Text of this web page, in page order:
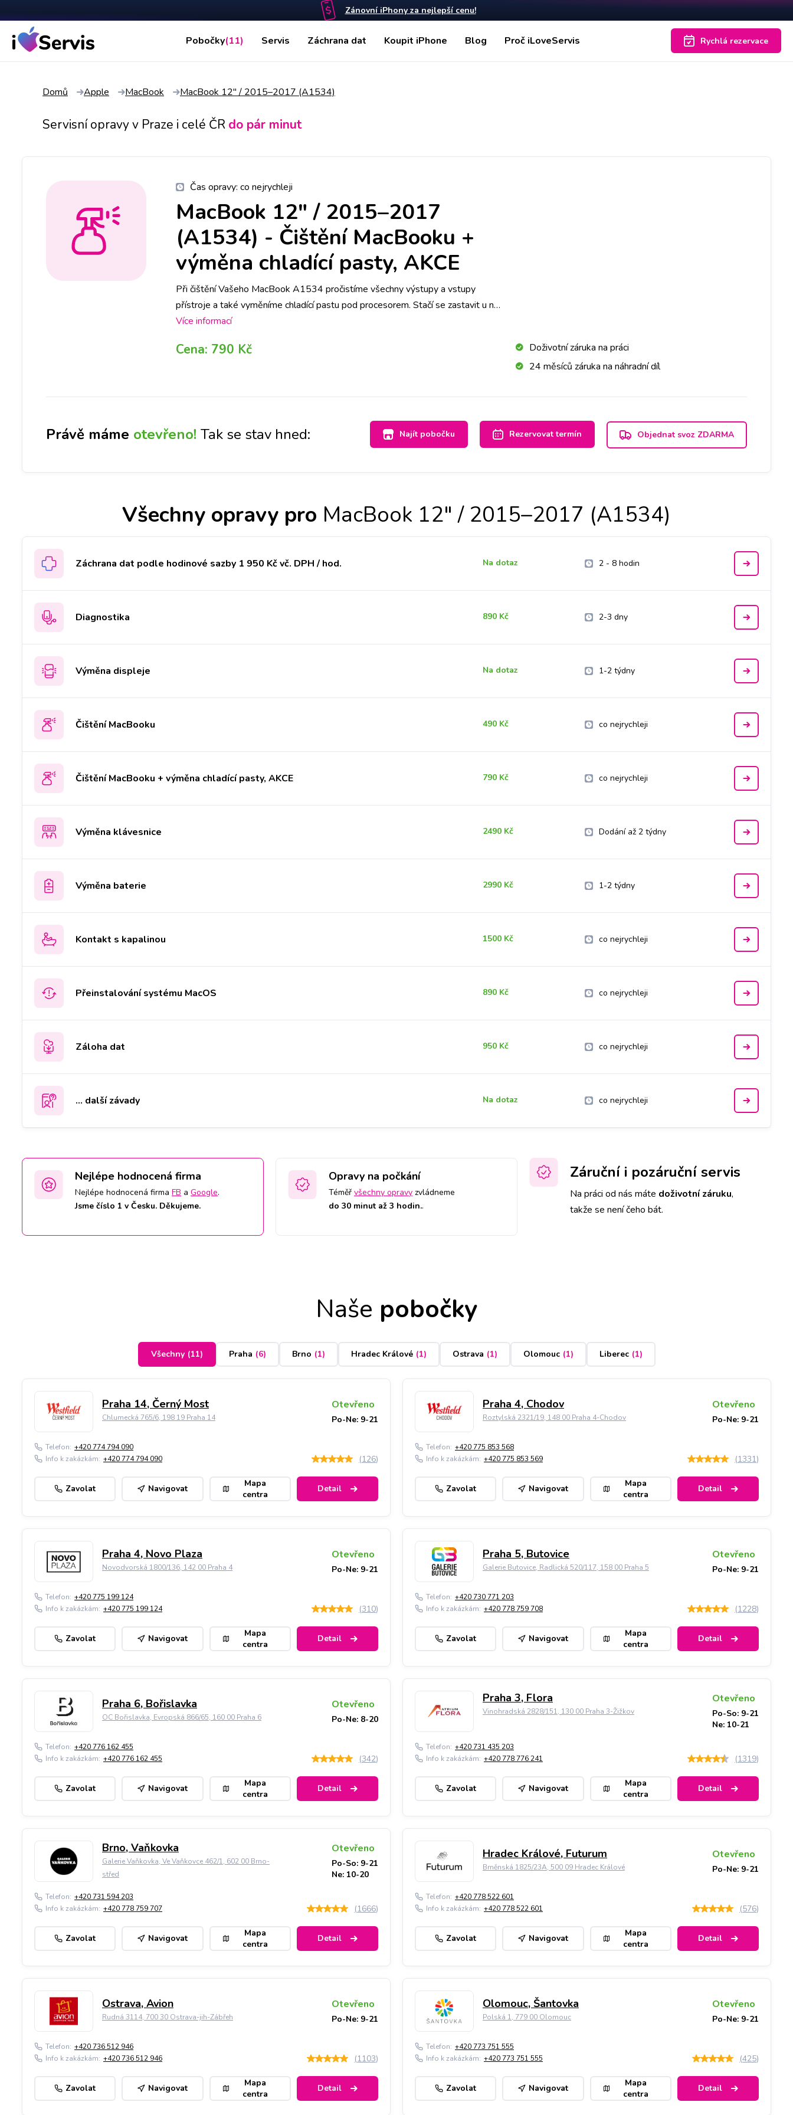
Zánovní iPhony za nejlepší cenu!
Pobočky(11) Servis Záchrana dat Koupit iPhone Blog Proč iLoveServis Rychlá rezervace
Domů Apple MacBook MacBook 12" / 2015–2017 (A1534)
Servisní opravy v Praze i celé ČR do pár minut
Čas opravy: co nejrychleji
MacBook 12" / 2015–2017
(A1534) - Čištění MacBooku +
výměna chladící pasty, AKCE
Při čištění Vašeho MacBook A1534 pročistíme všechny výstupy a vstupy
přístroje a také vyměníme chladící pastu pod procesorem. Stačí se zastavit u nás
na pobočce!
Více informací
Cena: 790 Kč
Doživotní záruka na práci
24 měsíců záruka na náhradní díl
Právě máme otevřeno! Tak se stav hned: Najít pobočku Rezervovat termín Objednat svoz ZDARMA
Všechny opravy pro MacBook 12" / 2015–2017 (A1534)
Záchrana dat podle hodinové sazby 1 950 Kč vč. DPH / hod. Na dotaz 2 - 8 hodin
Diagnostika 890 Kč 2-3 dny
Výměna displeje Na dotaz 1-2 týdny
Čištění MacBooku 490 Kč co nejrychleji
Čištění MacBooku + výměna chladící pasty, AKCE 790 Kč co nejrychleji
Výměna klávesnice 2490 Kč Dodání až 2 týdny
Výměna baterie 2990 Kč 1-2 týdny
Kontakt s kapalinou 1500 Kč co nejrychleji
Přeinstalování systému MacOS 890 Kč co nejrychleji
Záloha dat 950 Kč co nejrychleji
... další závady Na dotaz co nejrychleji
Nejlépe hodnocená firma
Nejlépe hodnocená firma FB a Google.
Jsme číslo 1 v Česku. Děkujeme.
Opravy na počkání
Téměř všechny opravy zvládneme
do 30 minut až 3 hodin..
Záruční i pozáruční servis
Na práci od nás máte doživotní záruku,
takže se není čeho bát.
Naše pobočky
Všechny (11) Praha (6) Brno (1) Hradec Králové (1) Ostrava (1) Olomouc (1) Liberec (1)
Praha 14, Černý Most
Chlumecká 765/6, 198 19 Praha 14
Otevřeno
Po-Ne: 9-21
Telefon: +420 774 794 090
Info k zakázkám: +420 774 794 090 (126)
Zavolat Navigovat
Mapa
centra
Detail
Praha 4, Chodov
Roztylská 2321/19, 148 00 Praha 4-Chodov
Otevřeno
Po-Ne: 9-21
Telefon: +420 775 853 568
Info k zakázkám: +420 775 853 569 (1331)
Zavolat Navigovat
Mapa
centra
Detail
Praha 4, Novo Plaza
Novodvorská 1800/136, 142 00 Praha 4
Otevřeno
Po-Ne: 9-21
Telefon: +420 775 199 124
Info k zakázkám: +420 775 199 124 (310)
Zavolat Navigovat
Mapa
centra
Detail
Praha 5, Butovice
Galerie Butovice, Radlická 520/117, 158 00 Praha 5
Otevřeno
Po-Ne: 9-21
Telefon: +420 730 771 203
Info k zakázkám: +420 778 759 708 (1228)
Zavolat Navigovat
Mapa
centra
Detail
Praha 6, Bořislavka
OC Bořislavka, Evropská 866/65, 160 00 Praha 6
Otevřeno
Po-Ne: 8-20
Telefon: +420 776 162 455
Info k zakázkám: +420 776 162 455 (342)
Zavolat Navigovat
Mapa
centra
Detail
Praha 3, Flora
Vinohradská 2828/151, 130 00 Praha 3-Žižkov
Otevřeno
Po-So: 9-21
Ne: 10-21
Telefon: +420 731 435 203
Info k zakázkám: +420 778 776 241 (1319)
Zavolat Navigovat
Mapa
centra
Detail
Brno, Vaňkovka
Galerie Vaňkovka, Ve Vaňkovce 462/1, 602 00 Brno-
střed
Otevřeno
Po-So: 9-21
Ne: 10-20
Telefon: +420 731 594 203
Info k zakázkám: +420 778 759 707 (1666)
Zavolat Navigovat
Mapa
centra
Detail
Hradec Králové, Futurum
Brněnská 1825/23A, 500 09 Hradec Králové
Otevřeno
Po-Ne: 9-21
Telefon: +420 778 522 601
Info k zakázkám: +420 778 522 601 (576)
Zavolat Navigovat
Mapa
centra
Detail
Ostrava, Avion
Rudná 3114, 700 30 Ostrava-jih-Zábřeh
Otevřeno
Po-Ne: 9-21
Telefon: +420 736 512 946
Info k zakázkám: +420 736 512 946 (1103)
Zavolat Navigovat
Mapa
centra
Detail
Olomouc, Šantovka
Polská 1, 779 00 Olomouc
Otevřeno
Po-Ne: 9-21
Telefon: +420 773 751 555
Info k zakázkám: +420 773 751 555 (425)
Zavolat Navigovat
Mapa
centra
Detail